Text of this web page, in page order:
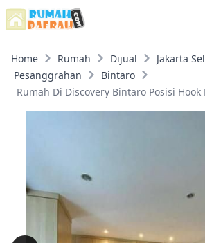
Home Rumah Dijual
Jakarta
Pesanggrahan
Bintaro
Rumah Di Discovery Bintaro Posisi